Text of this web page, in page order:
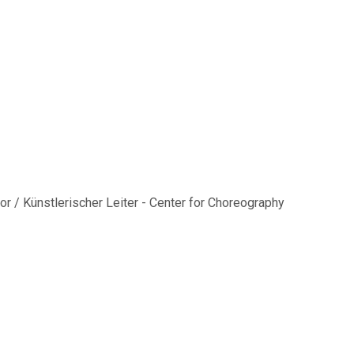
/ Künstlerischer Leiter - Center for Choreography